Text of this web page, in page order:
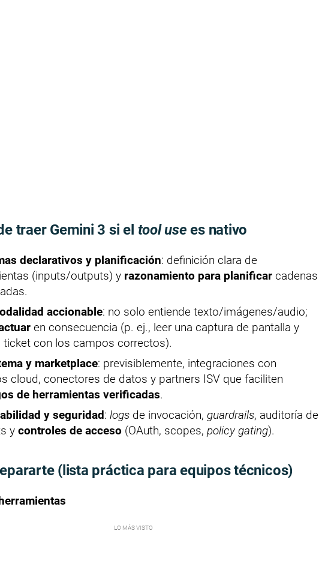
traer Gemini 3 si el tool use es nativo
declarativos y planificación: definición clara de
(inputs/outputs) y razonamiento para planificar cadenas
accionable: no solo entiende texto/imágenes/audio;
en consecuencia (p. ej., leer una captura de pantalla y
ticket con los campos correctos).
y marketplace: previsiblemente, integraciones con
cloud, conectores de datos y partners ISV que faciliten
de herramientas verificadas.
y seguridad: logs de invocación, guardrails, auditoría de
y controles de acceso (OAuth, scopes, policy gating).
(lista práctica para equipos técnicos)